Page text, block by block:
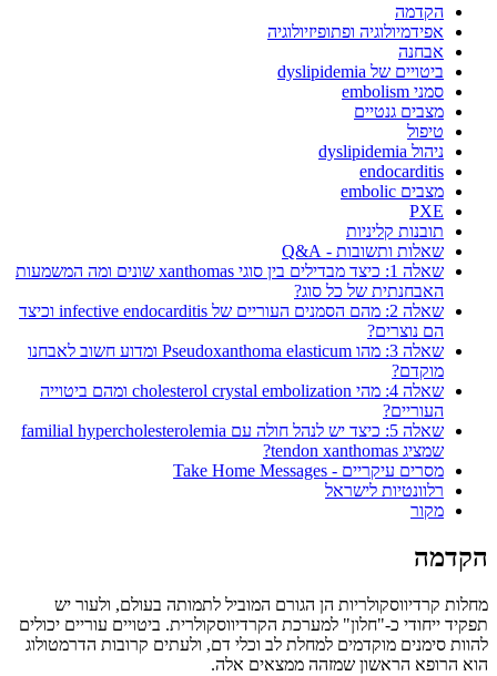
הקדמה
אפידמיולוגיה ופתופיזיולוגיה
אבחנה
ביטויים של dyslipidemia
סמני embolism
מצבים גנטיים
טיפול
ניהול dyslipidemia
endocarditis
מצבים embolic
PXE
תובנות קליניות
שאלות ותשובות - Q&A
שאלה 1: כיצד מבדילים בין סוגי xanthomas שונים ומה המשמעות
האבחנתית של כל סוג?
שאלה 2: מהם הסמנים העוריים של infective endocarditis וכיצד
הם נוצרים?
שאלה 3: מהו Pseudoxanthoma elasticum ומדוע חשוב לאבחנו
מוקדם?
שאלה 4: מהי cholesterol crystal embolization ומהם ביטוייה
העוריים?
שאלה 5: כיצד יש לנהל חולה עם familial hypercholesterolemia
שמציג tendon xanthomas?
מסרים עיקריים - Take Home Messages
רלוונטיות לישראל
מקור
הקדמה
מחלות קרדיווסקולריות הן הגורם המוביל לתמותה בעולם, ולעור יש
תפקיד ייחודי כ-"חלון" למערכת הקרדיווסקולרית. ביטויים עוריים יכולים
להוות סימנים מוקדמים למחלת לב וכלי דם, ולעתים קרובות הדרמטולוג
הוא הרופא הראשון שמזהה ממצאים אלה.